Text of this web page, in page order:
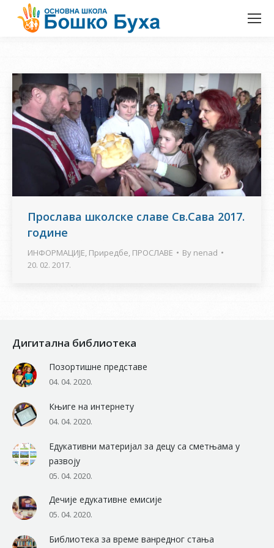
Прослава школске славе Св.Сава 2017.
године
ИНФОРМАЦИЈЕ, Приредбе, ПРОСЛАВЕ By nenad
20. 02. 2017.
Дигитална библиотека
Позортишне представе
04. 04. 2020.
Књиге на интернету
04. 04. 2020.
Едукативни материјал за децу са сметњама у
развоју
05. 04. 2020.
Дечије едукативне емисије
05. 04. 2020.
Библиотека за време ванредног стања